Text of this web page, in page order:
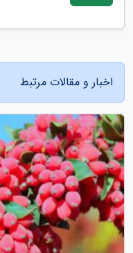
اخبار و مقالات مرتبط